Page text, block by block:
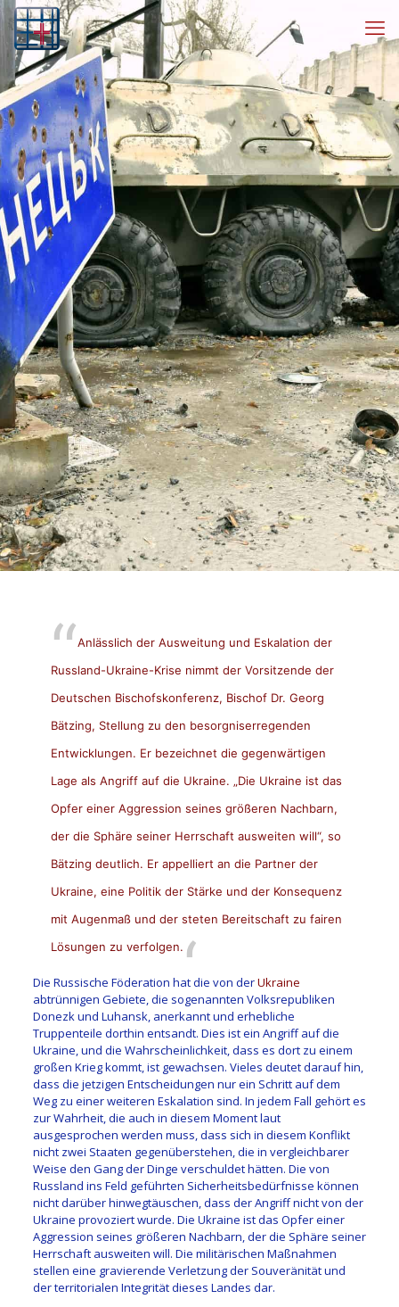
Anlässlich der Ausweitung und Eskalation der
Russland-Ukraine-Krise nimmt der Vorsitzende der
Deutschen Bischofskonferenz, Bischof Dr. Georg
Bätzing, Stellung zu den besorgniserregenden
Entwicklungen. Er bezeichnet die gegenwärtigen
Lage als Angriff auf die Ukraine. „Die Ukraine ist das
Opfer einer Aggression seines größeren Nachbarn,
der die Sphäre seiner Herrschaft ausweiten will“, so
Bätzing deutlich. Er appelliert an die Partner der
Ukraine, eine Politik der Stärke und der Konsequenz
mit Augenmaß und der steten Bereitschaft zu fairen
Lösungen zu verfolgen.
Die Russische Föderation hat die von derUkraine
abtrünnigen Gebiete, die sogenannten Volksrepubliken
Donezk und Luhansk, anerkannt und erhebliche
Truppenteile dorthin entsandt. Dies ist ein Angriff auf die
Ukraine, und die Wahrscheinlichkeit, dass es dort zu einem
großen Krieg kommt, ist gewachsen. Vieles deutet darauf hin,
dass die jetzigen Entscheidungen nur ein Schritt auf dem
Weg zu einer weiteren Eskalation sind. In jedem Fall gehört es
zur Wahrheit, die auch in diesem Moment laut
ausgesprochen werden muss, dass sich in diesem Konflikt
nicht zwei Staaten gegenüberstehen, die in vergleichbarer
Weise den Gang der Dinge verschuldet hätten. Die von
Russland ins Feld geführten Sicherheitsbedürfnisse können
nicht darüber hinwegtäuschen, dass der Angriff nicht von der
Ukraine provoziert wurde. Die Ukraine ist das Opfer einer
Aggression seines größeren Nachbarn, der die Sphäre seiner
Herrschaft ausweiten will. Die militärischen Maßnahmen
stellen eine gravierende Verletzung der Souveränität und
der territorialen Integrität dieses Landes dar.